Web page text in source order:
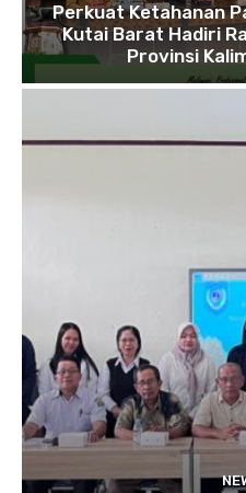
Perkuat Ketahanan
Kutai Barat Hadiri
Provinsi